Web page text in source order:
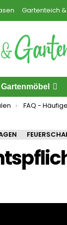
Gartenteich
Gartenmöbel
FAQ -